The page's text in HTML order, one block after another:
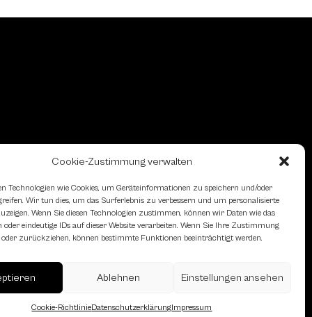
Cookie-Zustimmung verwalten
Technologien wie Cookies, um Geräteinformationen zu speichern und/oder
Wir tun dies, um das Surferlebnis zu verbessern und um personalisierte
Wenn Sie diesen Technologien zustimmen, können wir Daten wie das
oder eindeutige IDs auf dieser Website verarbeiten. Wenn Sie Ihre Zustimmung
zurückziehen, können bestimmte Funktionen beeinträchtigt werden.
Ablehnen Einstellungen ansehen
Cookie-RichtlinieDatenschutzerklärungImpressum
des Österreichischen